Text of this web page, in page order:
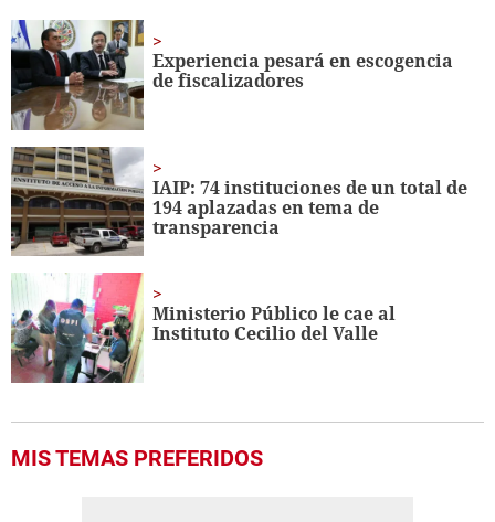
19
seconds
Experiencia pesará en escogencia
de fiscalizadores
IAIP: 74 instituciones de un total de
194 aplazadas en tema de
transparencia
Ministerio Público le cae al
Instituto Cecilio del Valle
MIS TEMAS PREFERIDOS